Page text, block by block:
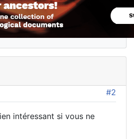
#2
intéressant si vous ne